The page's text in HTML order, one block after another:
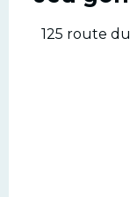
125 route